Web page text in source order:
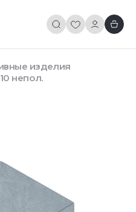
изделия
непол.